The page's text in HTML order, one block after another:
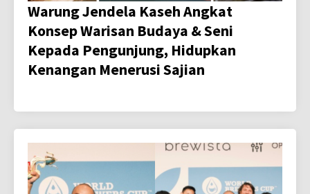
Warung Jendela Kaseh Angkat
Konsep Warisan Budaya & Seni
Kepada Pengunjung, Hidupkan
Kenangan Menerusi Sajian